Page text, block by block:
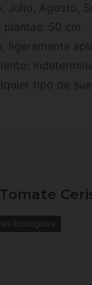
Julio, Agosto,
plantas: 50 cm
ligeramente
tipo de
Ecológicas